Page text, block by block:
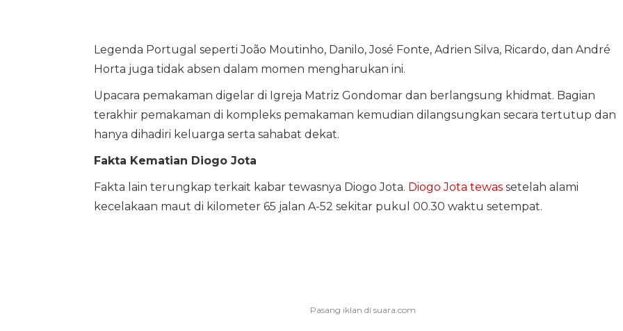
Legenda Portugal seperti João Moutinho, Danilo, José Fonte, Adrien Silva, Ricardo, dan André
Horta juga tidak absen dalam momen mengharukan ini.
Upacara pemakaman digelar di Igreja Matriz Gondomar dan berlangsung khidmat. Bagian
terakhir pemakaman di kompleks pemakaman kemudian dilangsungkan secara tertutup dan
hanya dihadiri keluarga serta sahabat dekat.
Fakta Kematian Diogo Jota
Fakta lain terungkap terkait kabar tewasnya Diogo Jota. Diogo Jota tewassetelah alami
kecelakaan maut di kilometer 65 jalan A-52 sekitar pukul 00.30 waktu setempat.